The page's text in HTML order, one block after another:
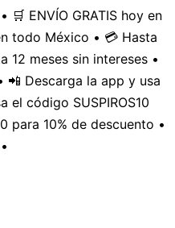
🛒 ENVÍO GRATIS hoy en
todo México • 💳 Hasta
12 meses sin intereses •
📲 Descarga la app y usa
el código SUSPIROS10
para 10% de descuento •